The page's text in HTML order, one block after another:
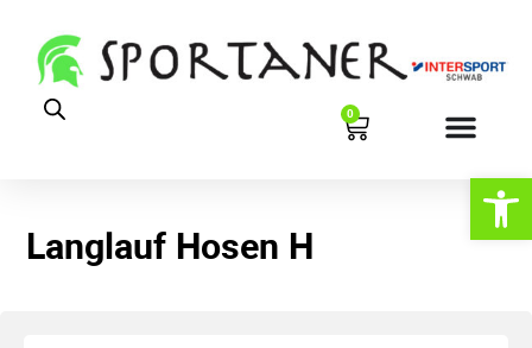
0
Langlauf Hosen H